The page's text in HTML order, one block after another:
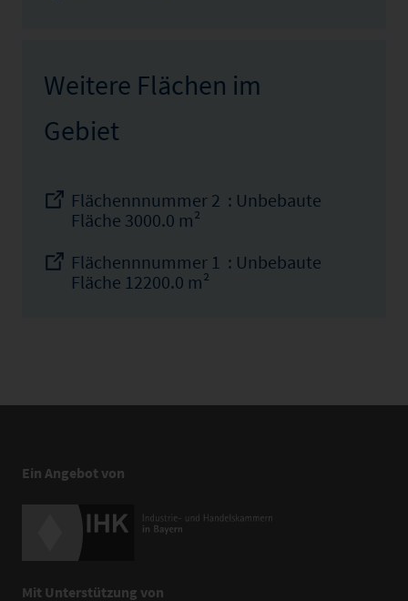
Weitere Flächen im
Gebiet
Flächennnummer 2 : Unbebaute
Fläche 3000.0 m²
Flächennnummer 1 : Unbebaute
Fläche 12200.0 m²
Ein Angebot von
Mit Unterstützung von